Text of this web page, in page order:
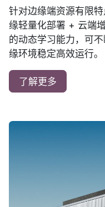
针对边缘端资源有限
缘轻量化部署 + 云端
的动态学习能力，可
缘环境稳定高效运行。
了解更多